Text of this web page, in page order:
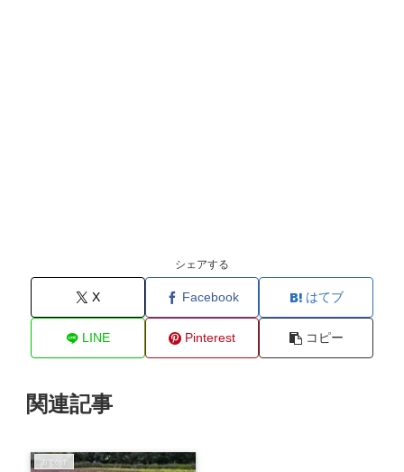
シェアする
X Facebook はてブ
LINE Pinterest コピー
関連記事
おでかけ